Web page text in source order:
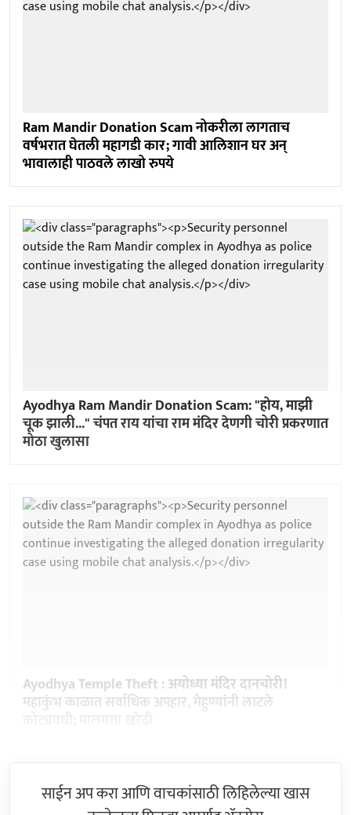
Ram Mandir Donation Scam नोकरीला लागताच
वर्षभरात घेतली महागडी कार; गावी आलिशान घर अन्
भावालाही पाठवले लाखो रुपये
Ayodhya Ram Mandir Donation Scam: "होय, माझी
चूक झाली..." चंपत राय यांचा राम मंदिर देणगी चोरी प्रकरणात
मोठा खुलासा
Ayodhya Temple Theft : अयोध्या मंदिर दानचोरी!
महाकुंभ काळात सर्वाधिक अपहार, मेहुण्यांनी लाटले
साईन अप करा आणि वाचकांसाठी लिहिलेल्या खास